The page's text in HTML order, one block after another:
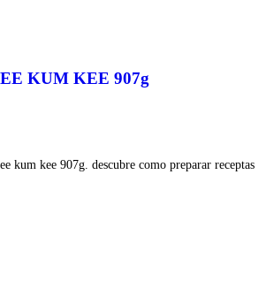
KUM KEE 907g
kum kee 907g. descubre como preparar receptas